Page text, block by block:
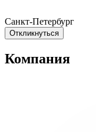
Санкт-Петербург
Откликнуться
Компания